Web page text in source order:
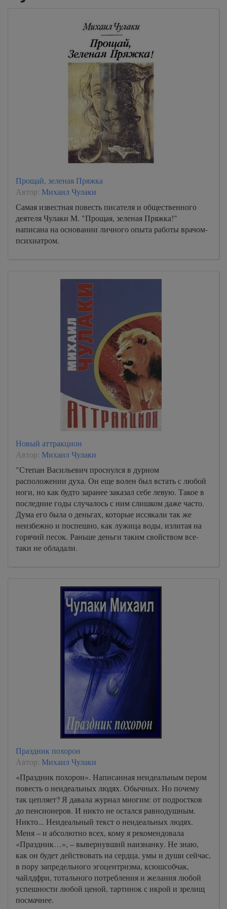
Прощай, зеленая Пряжка
Автор: Михаил Чулаки
Самая известная повесть писателя и общественного
деятеля Чулаки М. "Прощая, зеленая Пряжка!"
написана на основании личного опыта работы врачом-
психиатром.
Новый аттракцион
Автор: Михаил Чулаки
"Степан Васильевич проснулся в дурном
расположении духа. Он еще волен был встать с любой
ноги, но как будто заранее заказал себе левую. Такое в
последние годы случалось с ним слишком даже часто.
Дума его была о деньгах, которые иссякали так же
неизбежно и поспешно, как лужица воды, излитая на
горячий песок. Раньше деньги таким свойством все-
таки не обладали.
Праздник похорон
Автор: Михаил Чулаки
«Праздник похорон». Написанная неидеальным пером
повесть о неидеальных людях. Обычных. Но почему
так цепляет? Я давала журнал многим: от подростков
до пенсионеров. И никто не остался равнодушным.
Никто... Неидеальный текст о неидеальных людях.
Меня – и абсолютно всех, кому я рекомендовала
«Праздник…», – вывернувший наизнанку. Не знаю,
как он будет действовать на сердца, умы и души сейчас,
в пору запредельного эгоцентризма, ксюшсобчак,
чайлдфри, тотального потребления и желания любой
успешности любой ценой, тартинок с икрой и зрелищ
посмачнее.